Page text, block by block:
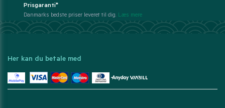
Prisgaranti*
Danmarks bedste priser leveret til dig. Læs mere
Her kan du betale med